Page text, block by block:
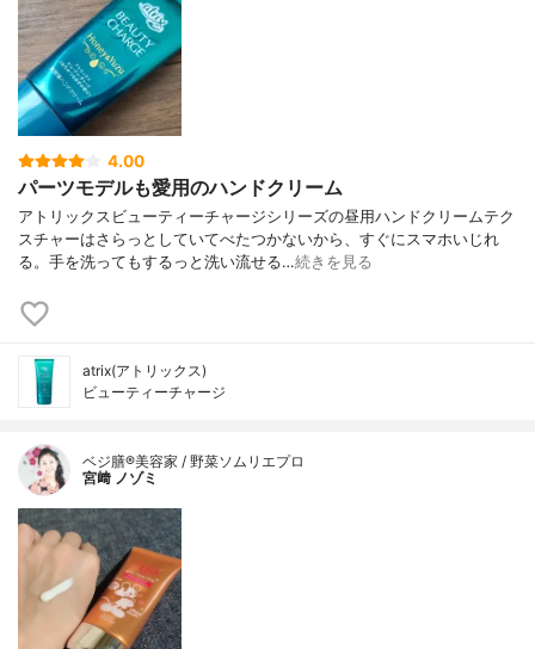
4.00
パーツモデルも愛用のハンドクリーム
アトリックスビューティーチャージシリーズの昼用ハンドクリームテク
スチャーはさらっとしていてべたつかないから、すぐにスマホいじれ
る。手を洗ってもするっと洗い流せる…続きを見る
atrix(アトリックス)
ビューティーチャージ
ベジ膳®美容家 / 野菜ソムリエプロ
宮﨑 ノゾミ